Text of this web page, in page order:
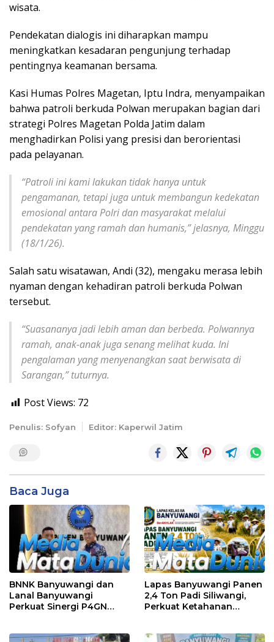
wisata.
Pendekatan dialogis ini diharapkan mampu
meningkatkan kesadaran pengunjung terhadap
pentingnya keamanan bersama.
Kasi Humas Polres Magetan, Iptu Indra, menyampaikan
bahwa patroli berkuda Polwan merupakan bagian dari
strategi Polres Magetan Polda Jatim dalam
menghadirkan Polisi yang presisi dan berorientasi
pada pelayanan.
“Patroli ini kami lakukan tidak hanya untuk
pengamanan, tetapi juga untuk membangun kedekatan
emosional antara Polri dan masyarakat melalui
pendekatan yang ramah dan humanis,” jelasnya, Minggu
(18/1/26).
Salah satu wisatawan, Andi (32), mengaku merasa lebih
nyaman dengan kehadiran patroli berkuda Polwan
tersebut.
“Suasananya jadi lebih aman dan berbeda. Polwannya
ramah, anak-anak juga senang melihat kuda. Ini
pengalaman yang menyenangkan saat berwisata di
Sarangan,” tuturnya.
Post Views: 72
Penulis: Sofyan Editor: Kaperwil Jatim
Baca Juga
BNNK Banyuwangi dan
Lanal Banyuwangi
Perkuat Sinergi P4GN
Lapas Banyuwangi Panen
2,4 Ton Padi Siliwangi,
Perkuat Ketahanan